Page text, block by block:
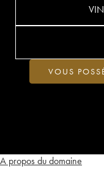
A propos du domaine
VOUS